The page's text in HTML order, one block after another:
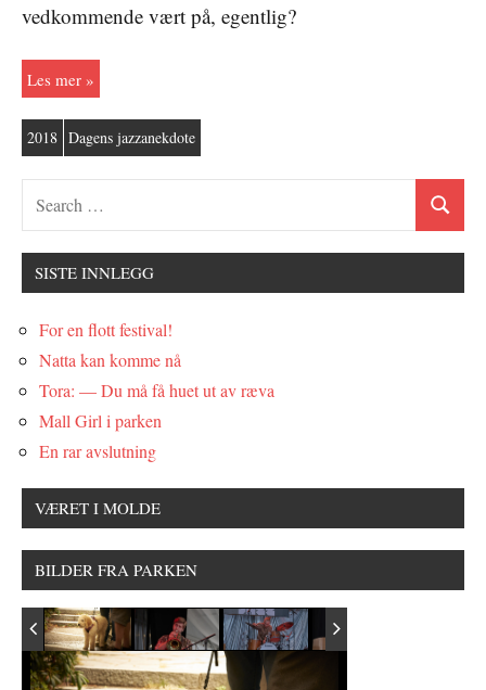
vedkommende vært på, egentlig?
Les mer
2018 Dagens jazzanekdote
SISTE INNLEGG
For en flott festival!
Natta kan komme nå
Tora: — Du må få huet ut av ræva
Mall Girl i parken
En rar avslutning
VÆRET I MOLDE
BILDER FRA PARKEN